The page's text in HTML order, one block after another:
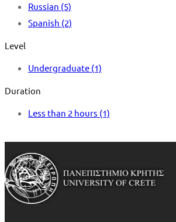
Russian (5)
Spanish (2)
Level
Undergraduate (1)
Duration
Less than 2 hours (1)